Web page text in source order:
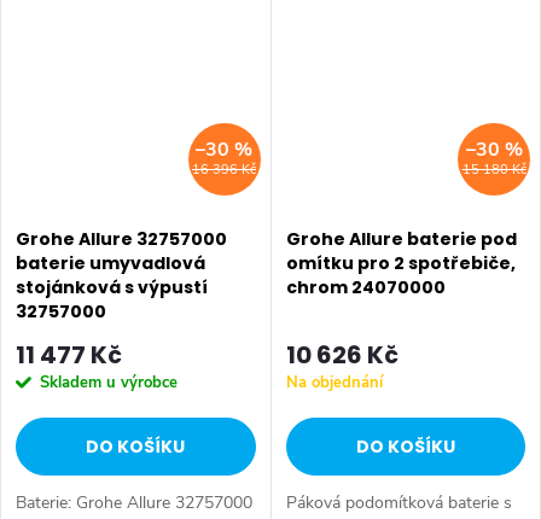
16 396 Kč
–30 %
Grohe Allure 32757000
baterie umyvadlová
stojánková s výpustí
32757000
11 477 Kč
Skladem u výrobce
DO KOŠÍKU
Baterie: Grohe Allure 32757000
15 180 Kč
–30 %
Grohe Allure baterie pod
omítku pro 2 spotřebiče,
chrom 24070000
10 626 Kč
Na objednání
DO KOŠÍKU
Páková podomítková baterie s